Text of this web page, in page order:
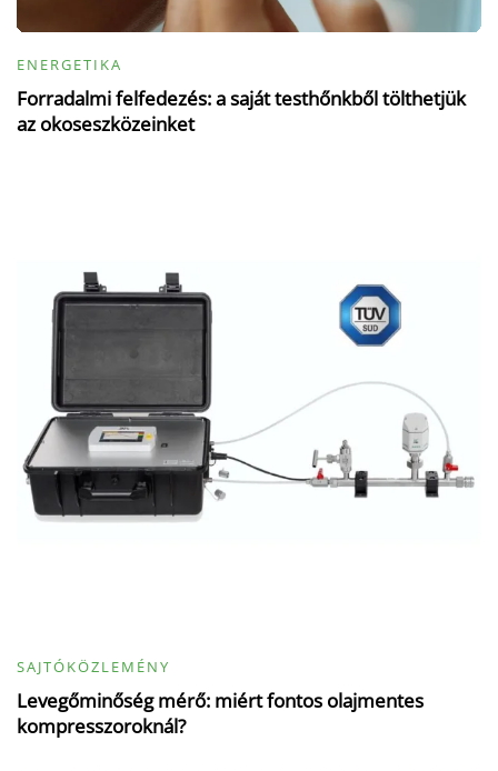
ENERGETIKA
Forradalmi felfedezés: a saját testhőnkből tölthetjük
az okoseszközeinket
SAJTÓKÖZLEMÉNY
Levegőminőség mérő: miért fontos olajmentes
kompresszoroknál?